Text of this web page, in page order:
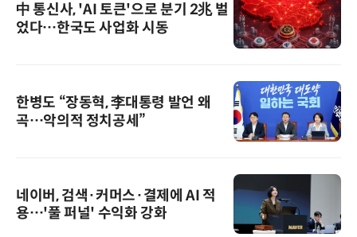
中 통신사, 'AI 토큰'으로 분기 2兆 벌
었다…한국도 사업화 시동
한병도 “장동혁, 李대통령 발언 왜
곡…악의적 정치공세”
네이버, 검색·커머스·결제에 AI 적
용…'풀 퍼널' 수익화 강화